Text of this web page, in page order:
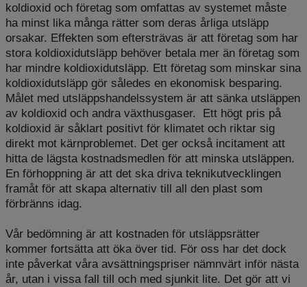
koldioxid och företag som omfattas av systemet måste
ha minst lika många rätter som deras årliga utsläpp
orsakar. Effekten som eftersträvas är att företag som har
stora koldioxidutsläpp behöver betala mer än företag som
har mindre koldioxidutsläpp. Ett företag som minskar sina
koldioxidutsläpp gör således en ekonomisk besparing.
Målet med utsläppshandelssystem är att sänka utsläppen
av koldioxid och andra växthusgaser. Ett högt pris på
koldioxid är såklart positivt för klimatet och riktar sig
direkt mot kärnproblemet. Det ger också incitament att
hitta de lägsta kostnadsmedlen för att minska utsläppen.
En förhoppning är att det ska driva teknikutvecklingen
framåt för att skapa alternativ till all den plast som
förbränns idag.
Vår bedömning är att kostnaden för utsläppsrätter
kommer fortsätta att öka över tid. För oss har det dock
inte påverkat våra avsättningspriser nämnvärt inför nästa
år, utan i vissa fall till och med sjunkit lite. Det gör att vi